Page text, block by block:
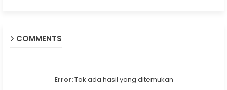
COMMENTS
Error:Tak ada hasil yang ditemukan